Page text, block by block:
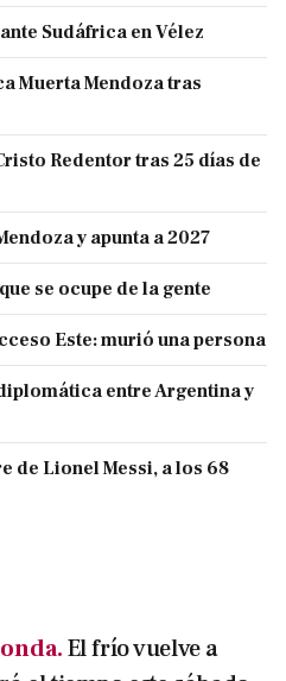
Sudáfrica en Vélez
Muerta Mendoza tras
Redentor tras 25 días de
y apunta a 2027
se ocupe de la gente
Este: murió una persona
entre Argentina y
de Lionel Messi, a los 68
El frío vuelve a